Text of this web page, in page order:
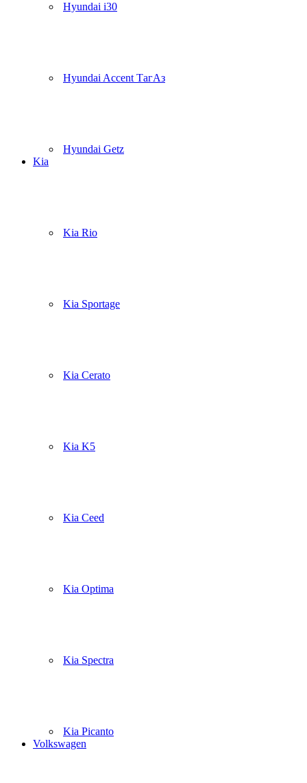
Hyundai i30
Hyundai Accent ТагАз
Hyundai Getz
Kia
Kia Rio
Kia Sportage
Kia Cerato
Kia K5
Kia Ceed
Kia Optima
Kia Spectra
Kia Picanto
Volkswagen